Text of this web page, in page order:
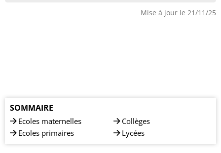
Mise à jour le 21/11/25
SOMMAIRE
Ecoles maternelles
Ecoles primaires
Collèges
Lycées